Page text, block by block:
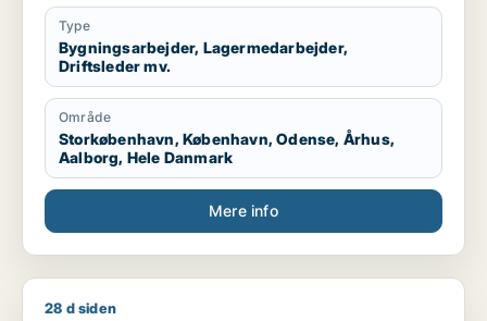
Type
Bygningsarbejder, Lagermedarbejder,
Driftsleder mv.
Område
Storkøbenhavn, København, Odense, Århus,
Aalborg, Hele Danmark
Mere info
Emily søger job som marketingmedarbejder
28 d siden